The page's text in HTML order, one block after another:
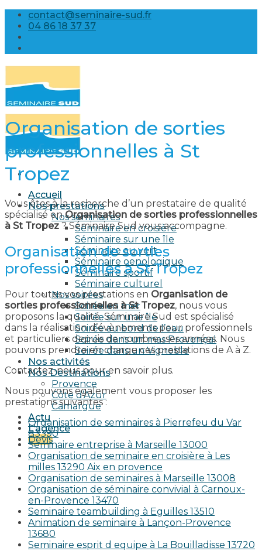
Skip
content
contact@seminaire-sud.fr
04 86 18 37 37
Accueil
Nos prestations
Nos séminaires
Séminaire en croisière
Séminaire sur une île
Séminaire au vert
Séminaire oenologique
Séminaire sportif
Séminaire culturel
Nos soirées
Soirée en mer
Soirée sur une île
Soirée au bord de l’eau
Soirée dans un mas Provençal
Soirée dans un Vignoble
Nos activités
Nos Destinations
Provence
Côte d’Azur
Camargue
Actu
L’agence
Devis
Organisation de sorties
professionnelles à St
Tropez
Vous êtes à la recherche d’un prestataire de qualité
spécialisé enOrganisation de sorties professionnelles
à St Tropez ? Séminaire Sud vous accompagne.
Organisation de sorties
professionnelles à St Tropez
Pour toutes vos prestations en Organisation de
sorties professionnelles à St Tropez, nous vous
proposons la qualité. Séminaire Sud est spécialisé
dans la réalisation d’évènements pour professionnels
et particuliers depuis de nombreuses années. Nous
pouvons prendre en charge ces prestations de A à Z.
Contactez-nous pour en savoir plus.
Nous pouvons également vous proposer les
prestations suivantes :
Organisation de seminaires à Pierrefeu du Var
83390
Seminaire entreprise à Marseille 13000
Organisation de seminaire en croisière à Les
milles 13290 Aix en provence​
Organisation de seminaires à Marseille 13008
Organisation de séminaire convivial à Carnoux-
en-Provence 13470
Seminaire teambuilding à Eguilles 13510
Animation de seminaire à Lançon-Provence
13680
Seminaire esprit d equipe à La Bouilladisse 13720